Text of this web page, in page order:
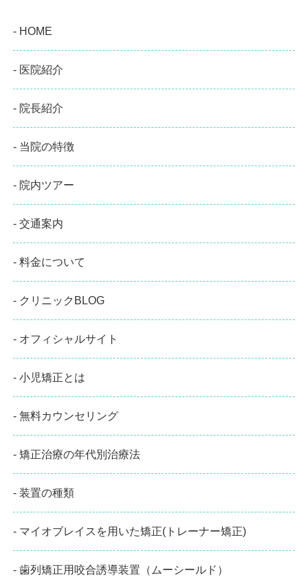
- HOME
- 医院紹介
- 院長紹介
- 当院の特徴
- 院内ツアー
- 交通案内
- 料金について
- クリニックBLOG
- オフィシャルサイト
- 小児矯正とは
- 無料カウンセリング
- 矯正治療の年代別治療法
- 装置の種類
- マイオブレイスを用いた矯正(トレーナー矯正)
- 歯列矯正用咬合誘導装置（ムーシールド）